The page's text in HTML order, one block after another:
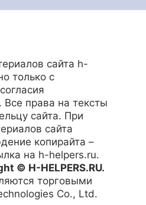
сайта h-
только с
Все права на тексты
сайта. При
сайта
копирайта –
на h-helpers.ru.
© H-HELPERS.RU.
торговыми
Co., Ltd.